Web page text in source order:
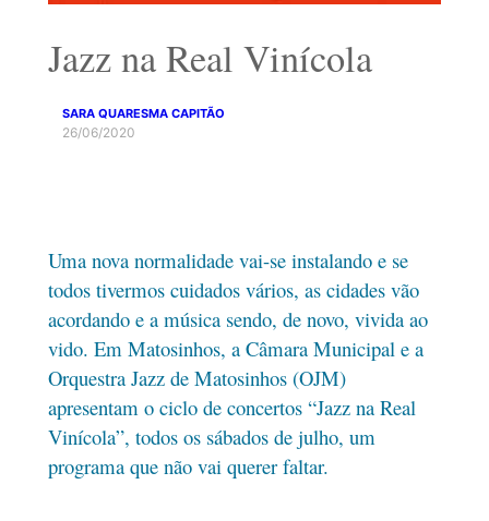
Jazz na Real Vinícola
SARA QUARESMA CAPITÃO
26/06/2020
Uma nova normalidade vai-se instalando e se
todos tivermos cuidados vários, as cidades vão
acordando e a música sendo, de novo, vivida ao
vido. Em Matosinhos, a Câmara Municipal e a
Orquestra Jazz de Matosinhos (OJM)
apresentam o ciclo de concertos “Jazz na Real
Vinícola”, todos os sábados de julho, um
programa que não vai querer faltar.